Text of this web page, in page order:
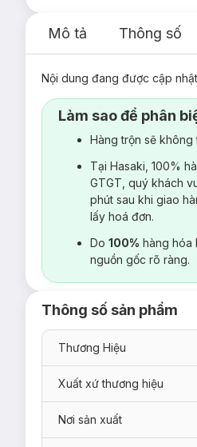
Mô tả Thông số
Nội dung đang được cập nhật
Làm sao để phân
Hàng trộn sẽ không
Tại Hasaki, 100%
GTGT, quý khách
phút sau khi giao
lấy hoá đơn.
Do 100% hàng hóa
nguồn gốc rõ ràng.
Thông số sản phẩm
Thương Hiệu
Xuất xứ thương hiệu
Nơi sản xuất